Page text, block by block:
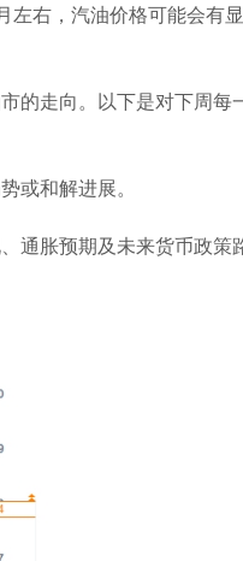
右，汽油价格可能会有显
的走向。以下是对下周每
或和解进展。
通胀预期及未来货币政策